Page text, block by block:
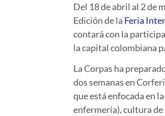
Del 18 de abril al 2 de
Edición de la Feria
contará con la
la capital colombiana
La Corpas ha
dos semanas en
que está enfocada en
enfermería), cultura de